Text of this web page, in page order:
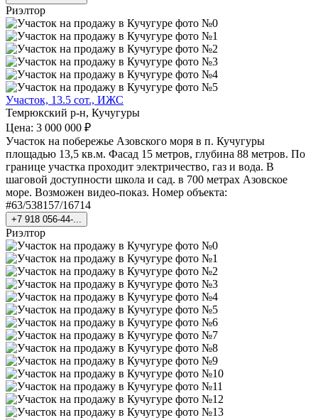
Риэлтор
Участок, 13.5 сот., ИЖС
Темрюкский р-н, Кучугуры
Цена: 3 000 000 ₽
Участок на побережье Азовского моря в п. Кучугуры
площадью 13,5 кв.м. Фасад 15 метров, глубина 88 метров. По
границе участка проходит электричество, газ и вода. В
шаговой доступности школа и сад. в 700 метрах Азовское
море. Возможен видео-показ. Номер объекта:
#63/538157/16714
+7 918 056-44-...
Риэлтор